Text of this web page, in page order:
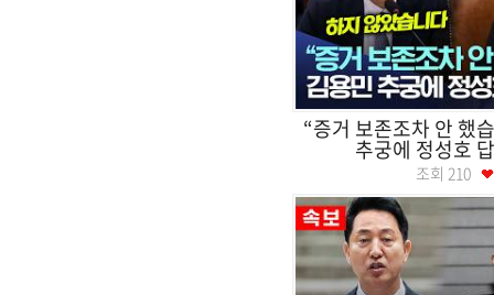
“증거 보존조차 안 했
추궁에 정성호
조회 210